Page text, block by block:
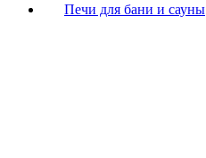
Печи для бани и сауны